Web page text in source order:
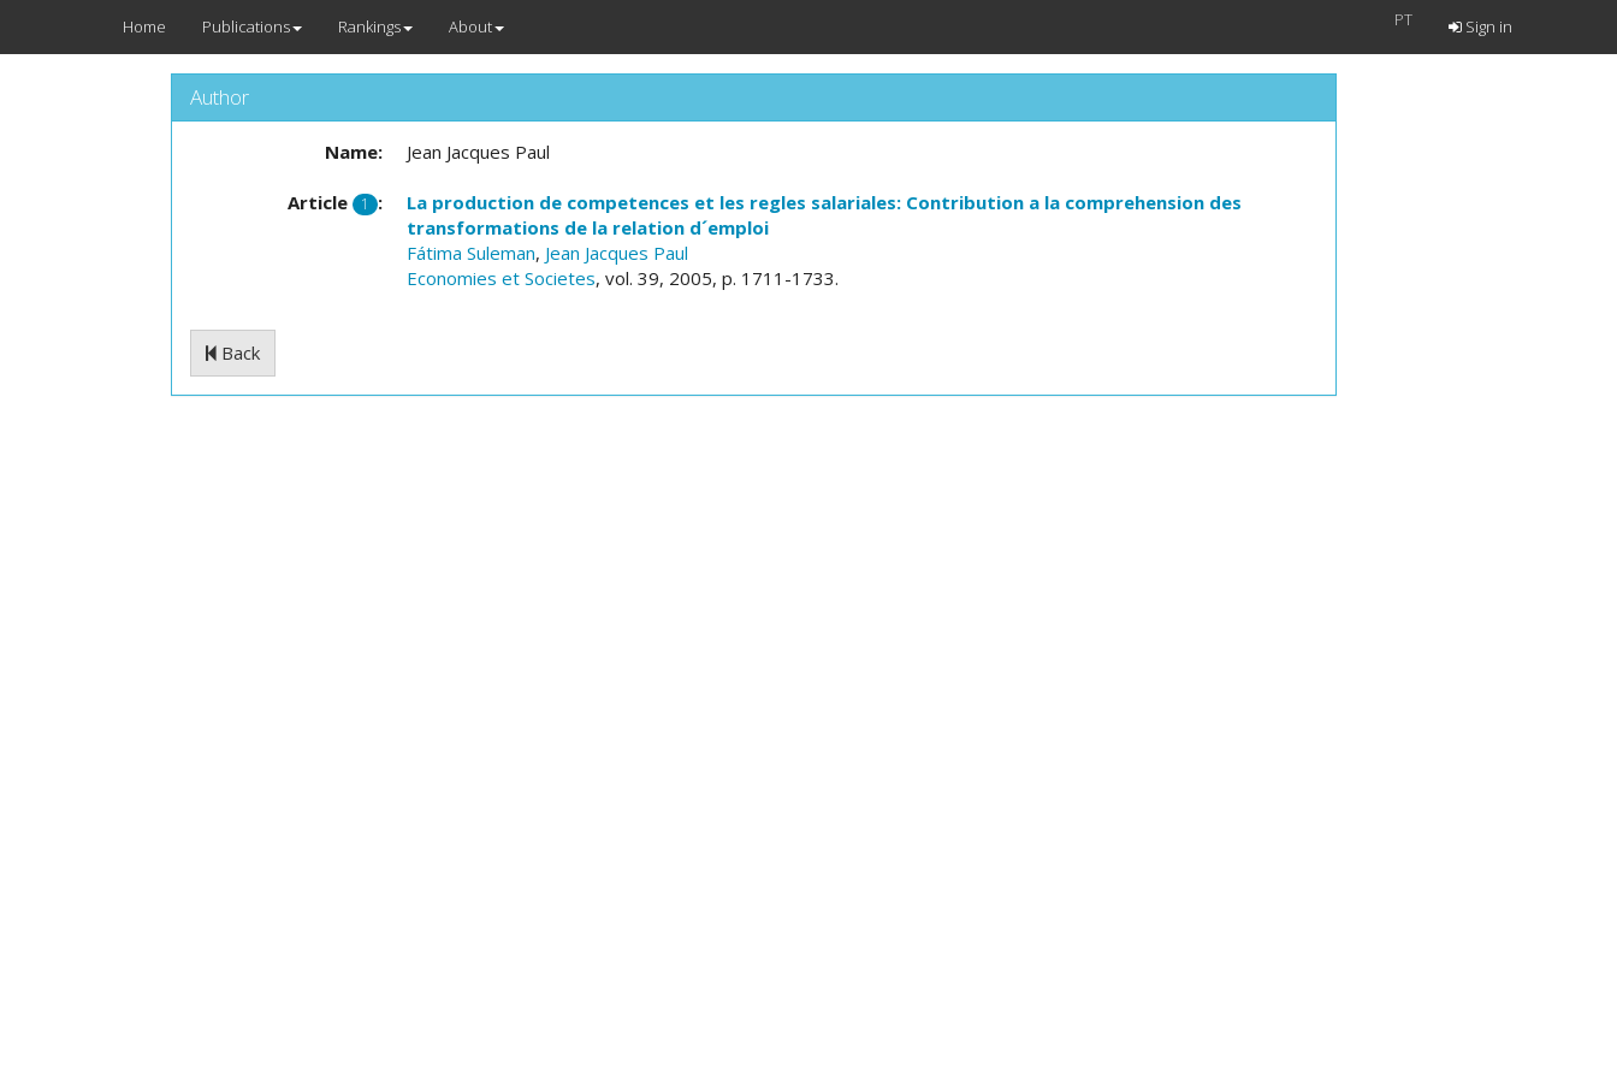
Home Publications Rankings About PT Sign in
Author
Name: Jean Jacques Paul
Article 1 :
La production de competences et les regles salariales: Contribution a la comprehension des
transformations de la relation d´emploi
Fátima Suleman, Jean Jacques Paul
Economies et Societes, vol. 39, 2005, p. 1711-1733.
Back